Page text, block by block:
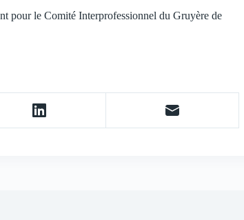
pour le Comité Interprofessionnel du Gruyère de